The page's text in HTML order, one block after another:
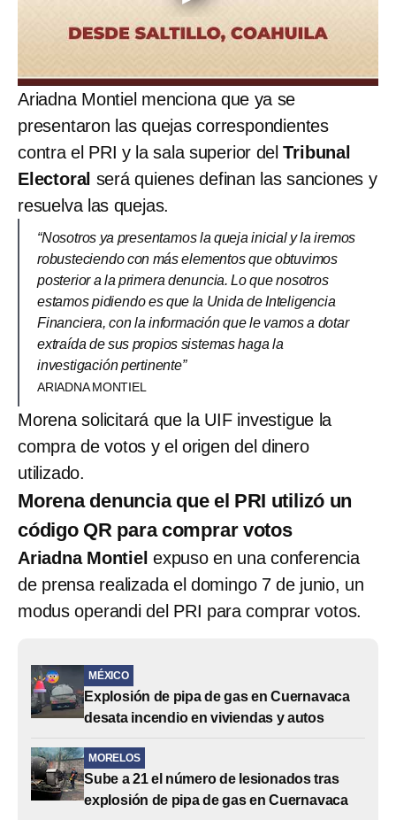
Ariadna Montiel menciona que ya se
presentaron las quejas correspondientes
contra el PRI y la sala superior delTribunal
Electoral será quienes definan las sanciones y
resuelva las quejas.
“Nosotros ya presentamos la queja inicial y la iremos
robusteciendo con más elementos que obtuvimos
posterior a la primera denuncia. Lo que nosotros
estamos pidiendo es que la Unida de Inteligencia
Financiera, con la información que le vamos a dotar
extraída de sus propios sistemas haga la
investigación pertinente”
ARIADNA MONTIEL
Morena solicitará que la UIF investigue la
compra de votos y el origen del dinero
utilizado.
Morena denuncia que el PRI utilizó un
código QR para comprar votos
Ariadna Montiel expuso en una conferencia
de prensa realizada el domingo 7 de junio, un
modus operandi del PRI para comprar votos.
MÉXICO
Explosión de pipa de gas en Cuernavaca
desata incendio en viviendas y autos
MORELOS
Sube a 21 el número de lesionados tras
explosión de pipa de gas en Cuernavaca